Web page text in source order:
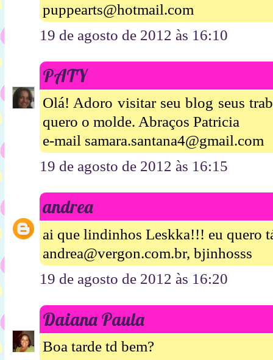
puppearts@hotmail.com
19 de agosto de 2012 às 16:10
PATY
Olá! Adoro visitar seu blog seus
quero o molde. Abraços Patricia
e-mail samara.santana4@gmail.com
19 de agosto de 2012 às 16:15
andrea
ai que lindinhos Leskka!!! eu quero
andrea@vergon.com.br, bjinhosss
19 de agosto de 2012 às 16:20
Daiana Paula
Boa tarde td bem?